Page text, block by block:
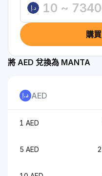
د.إ
購
將 AED 兌換為 MANTA
AED
1 AED
5 AED